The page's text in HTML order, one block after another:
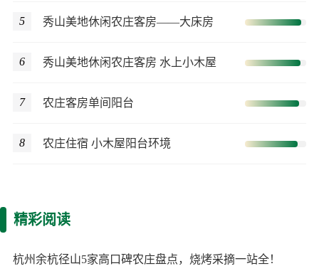
5 秀山美地休闲农庄客房——大床房
6 秀山美地休闲农庄客房 水上小木屋
7 农庄客房单间阳台
8 农庄住宿 小木屋阳台环境
精彩阅读
杭州余杭径山5家高口碑农庄盘点，烧烤采摘一站全！